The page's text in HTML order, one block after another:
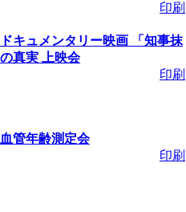
こびる塾
間：～
り」 」
印刷
ドキュメンタリー映画 「知事抹
真実 上映会
印刷
血管年齢測定会
印刷